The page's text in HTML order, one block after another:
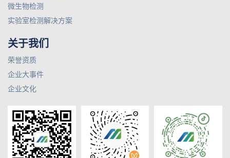
微生物检测
实验室检测解决方案
关于我们
荣誉资质
企业大事件
企业文化